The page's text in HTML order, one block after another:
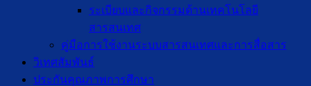
ระเบียบและกิจกรรมด้านเทคโนโลยี
สารสนเทศ
คู่มือการใช้งานระบบสารสนเทศและการสื่อสาร
วิเทศสัมพันธ์
ประกันคุณภาพการศึกษา